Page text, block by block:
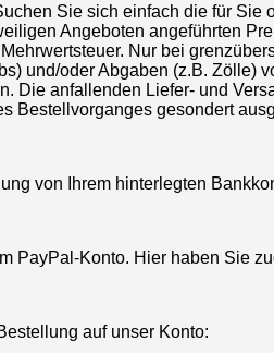
Sie sich einfach die für
Angeboten angeführten
Nur bei
und/oder Abgaben (z.B. Zölle)
Die anfallenden Liefer- und
Bestellvorganges gesondert
von Ihrem hinterlegten
PayPal-Konto. Hier haben Sie
auf unser Konto: